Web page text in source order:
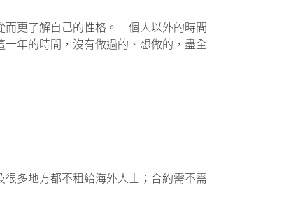
更了解自己的性格。一個人以外的時間
年的時間，沒有做過的、想做的，盡全
多地方都不租給海外人士；合約需不需